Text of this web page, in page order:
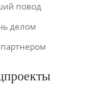
повод
делом